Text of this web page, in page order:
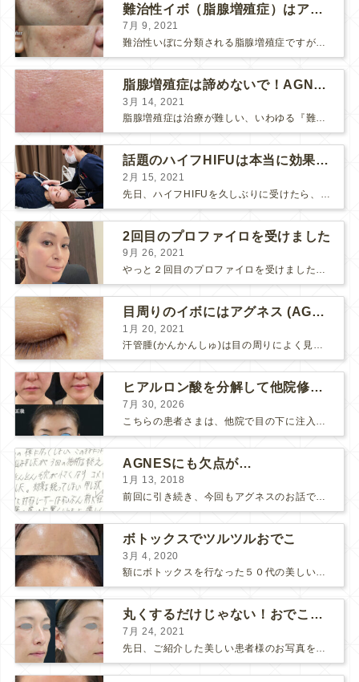
難治性イボ（脂腺増殖症）はアグネスAGNESが効果的です！
7月 9, 2021
難治性いぼに分類される脂腺増殖症ですが、脂腺増殖症はAGNESアグネスにとても良く反応して、きれいに治すことができます。 ↑ 脂腺増殖症をアグネスAGNESで３回治療した1ヶ月後の写真です。...
脂腺増殖症は諦めないで！AGNESアグネス治療でツルツル肌に！
3月 14, 2021
脂腺増殖症は治療が難しい、いわゆる『難治性イボ』です。 脂腺増殖症でググると、治療法として液体窒素、メスやパンチングによる外科的切除、炭酸ガスレーザーなどが出て来ますが、実際のところ、液体窒...
話題のハイフHIFUは本当に効果があるのか？
2月 15, 2021
2回目のプロファイロを受けました
9月 26, 2021
やっと２回目のプロファイロを受けました。 ↑ 写真はプロファイロ翌日です。 この距離の写真では凹凸は映らないですし、 実物も、首がよく見ると凹凸が残っている位で、 それも３日で...
目周りのイボにはアグネス (AGNES）が効く！（ほぼ）ノーダウンタイムのイボ治療
1月 20, 2021
汗管腫(かんかんしゅ)は目の周りによく見られるいぼです。 以前は炭酸ガスレーザーでイボ組織を削って（蒸散とかアブレーションと言います）治療していました。 汗管腫は治療しても再発しやすい難治...
ヒアルロン酸を分解して他院修正（目の下のチンダル現象とその補正）
7月 30, 2026
AGNESにも欠点が…
1月 13, 2018
前回に引き続き、今回もアグネスのお話です。 AGNESはとっても良い治療である一方、 欠点もいくつかありますので、そちらもお話ししておきますね。 AGNESの欠点 1. ダウンタイム A...
ボトックスでツルツルおでこ
3月 4, 2020
額にボトックスを行なった５０代の美しい女性です。 エイジングとともに横ジワが目立つようになって、 キメが乱れてツヤが無くなってきます。 ボトックスを額に注射すると 横ジワが目立たなくな...
丸くするだけじゃない！おでこのヒアルロン酸注射
7月 24, 2021